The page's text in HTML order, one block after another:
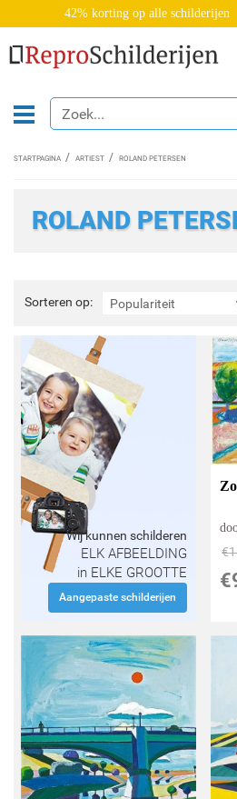
42% korting op alle schilderijen
STARTPAGINA ARTIEST ROLAND PETERSEN
ROLAND
Sorteren op: Populariteit
Sorteren
op:
Wij kunnen schilderen
ELK AFBEELDING
in ELKE GROOTTE
Aangepaste schilderijen
€
€